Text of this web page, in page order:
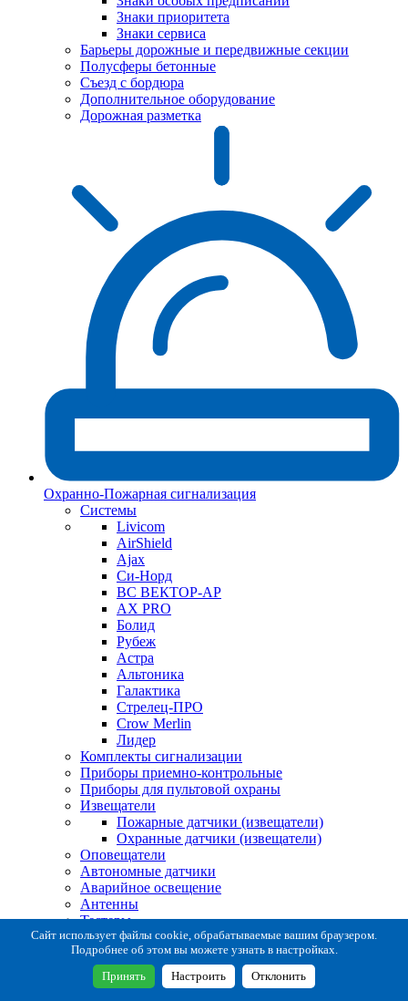
Знаки приоритета
Знаки сервиса
Барьеры дорожные и передвижные секции
Полусферы бетонные
Съезд с бордюра
Дополнительное оборудование
Дорожная разметка
Охранно-Пожарная сигнализация
Системы
Livicom
AirShield
Ajax
Си-Норд
ВС ВЕКТОР-АР
AX PRO
Болид
Рубеж
Астра
Альтоника
Галактика
Стрелец-ПРО
Crow Merlin
Лидер
Комплекты сигнализации
Приборы приемно-контрольные
Приборы для пультовой охраны
Извещатели
Пожарные датчики (извещатели)
Охранные датчики (извещатели)
Оповещатели
Автономные датчики
Аварийное освещение
Антенны
Тестеры
Система сбора извещений
Расходные и монтажные материалы
Коробки коммутационные
Кронштейны для извещателей
Сайт использует файлы cookie, обрабатываемые вашим браузером.
Подробнее об этом вы можете узнать в настройках.
Принять Настроить Отклонить